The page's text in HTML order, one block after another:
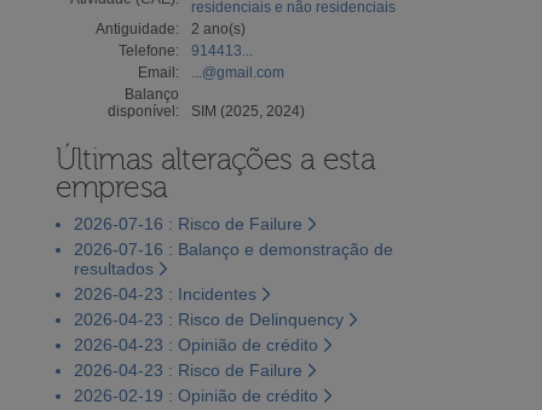
residenciais e não residenciais
Antiguidade:
2 ano(s)
Telefone:
914413...
Email:
...@gmail.com
Balanço
disponível:
SIM (2025, 2024)
Últimas alterações a esta
empresa
2026-07-16 : Risco de Failure
2026-07-16 : Balanço e demonstração de
resultados
2026-04-23 : Incidentes
2026-04-23 : Risco de Delinquency
2026-04-23 : Opinião de crédito
2026-04-23 : Risco de Failure
2026-02-19 : Opinião de crédito